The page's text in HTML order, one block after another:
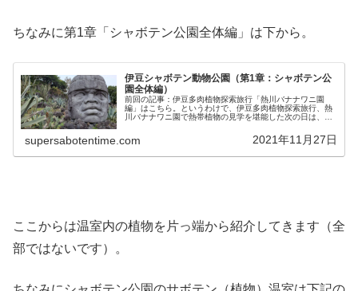
ちなみに第1章「シャボテン公園全体編」は下から。
伊豆シャボテン動物公園（第1章：シャボテン公
園全体編）
前回の記事：伊豆多肉植物探索旅行「熱川バナナワニ園
編」はこちら。というわけで、伊豆多肉植物探索旅行、熱
川バナナワニ園で熱帯植物の見学を堪能した次の日は、念
園公式ページはこちら。「伊豆シャボ...
supersabotentime.com 2021年11月27日
ここからは温室内の植物を片っ端から紹介してきます（全
部ではないです）。